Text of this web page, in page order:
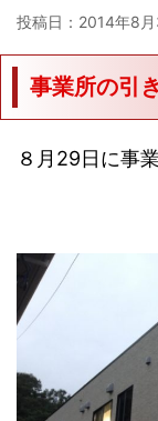
投稿日：2014年8月
事業所の引
８月29日に事